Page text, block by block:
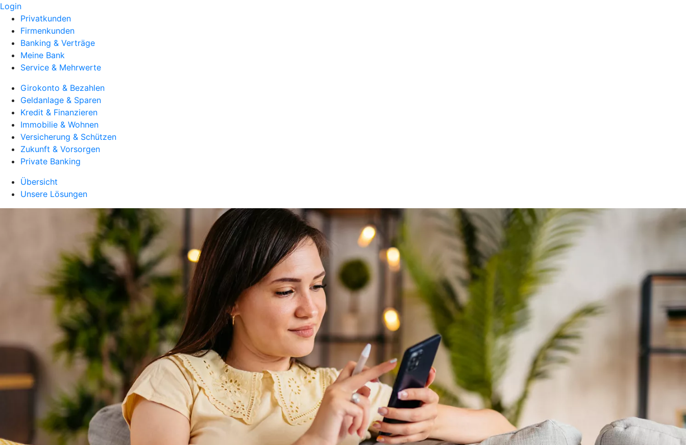
Login
Privatkunden
Firmenkunden
Banking & Verträge
Meine Bank
Service & Mehrwerte
Girokonto & Bezahlen
Geldanlage & Sparen
Kredit & Finanzieren
Immobilie & Wohnen
Versicherung & Schützen
Zukunft & Vorsorgen
Private Banking
Übersicht
Unsere Lösungen